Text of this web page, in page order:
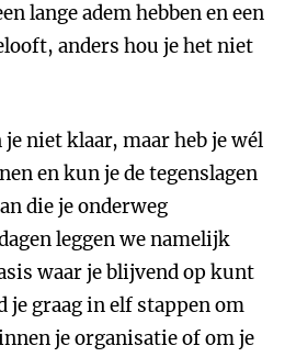
lange adem hebben en een
anders hou je het niet
je niet klaar, maar heb je wél
en kun je de tegenslagen
die je onderweg
leggen we namelijk
waar je blijvend op kunt
je graag in elf stappen om
je organisatie of om je